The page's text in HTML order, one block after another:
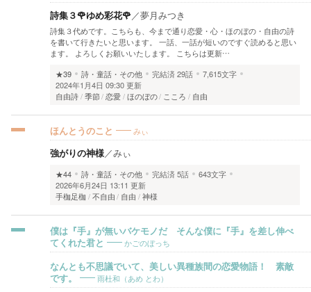
詩集３🌹ゆめ彩花🌹 ／夢月みつき
詩集３代めです。こちらも、今まで通り恋愛・心・ほのぼの・自由の詩
を書いて行きたいと思います。 一話、一話が短いのですぐ読めると思い
ます。 よろしくお願いいたします。 こちらは更新…
★39
詩・童話・その他 完結済29話
7,615文字
2024年1月4日 09:30 更新
自由詩 季節 恋愛 ほのぼの こころ 自由
ほんとうのこと みぃ
強がりの神様／みぃ
★44 詩・童話・その他 完結済5話
643文字
2026年6月24日 13:11 更新
手枷足枷
不自由 自由 神様
僕は『手』が無いバケモノだ そんな僕に『手』を差し伸べ
てくれた君と
かごのぼっち
なんとも不思議でいて、美しい異種族間の恋愛物語！ 素敵
です。
雨杜和（あめ とわ）